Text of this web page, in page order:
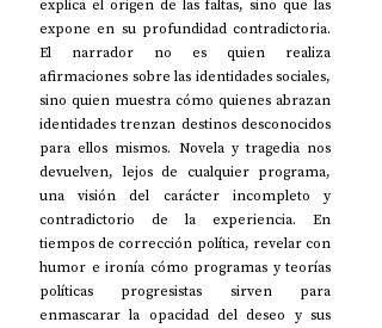
explica el origen de las faltas, sino que las
expone en su profundidad contradictoria.
El narrador no es quien realiza
afirmaciones sobre las identidades sociales,
sino quien muestra cómo quienes abrazan
identidades trenzan destinos desconocidos
para ellos mismos. Novela y tragedia nos
devuelven, lejos de cualquier programa,
una visión del carácter incompleto y
contradictorio de la experiencia. En
tiempos de corrección política, revelar con
humor e ironía cómo programas y teorías
políticas progresistas sirven para
enmascarar la opacidad del deseo y sus